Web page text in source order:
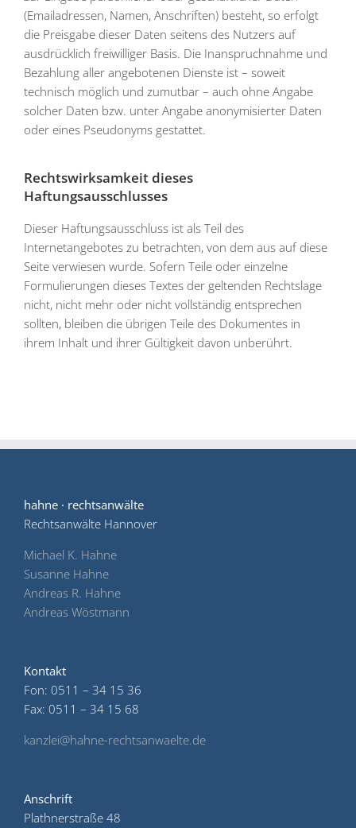
(Emailadressen, Namen, Anschriften) besteht, so erfolgt
die Preisgabe dieser Daten seitens des Nutzers auf
ausdrücklich freiwilliger Basis. Die Inanspruchnahme und
Bezahlung aller angebotenen Dienste ist – soweit
technisch möglich und zumutbar – auch ohne Angabe
solcher Daten bzw. unter Angabe anonymisierter Daten
oder eines Pseudonyms gestattet.
Rechtswirksamkeit dieses
Haftungsausschlusses
Dieser Haftungsausschluss ist als Teil des
Internetangebotes zu betrachten, von dem aus auf diese
Seite verwiesen wurde. Sofern Teile oder einzelne
Formulierungen dieses Textes der geltenden Rechtslage
nicht, nicht mehr oder nicht vollständig entsprechen
sollten, bleiben die übrigen Teile des Dokumentes in
ihrem Inhalt und ihrer Gültigkeit davon unberührt.
hahne · rechtsanwälte
Rechtsanwälte Hannover
Michael K. Hahne
Susanne Hahne
Andreas R. Hahne
Andreas Wöstmann
Kontakt
Fon: 0511 – 34 15 36
Fax: 0511 – 34 15 68
kanzlei@hahne-rechtsanwaelte.de
Anschrift
Plathnerstraße 48